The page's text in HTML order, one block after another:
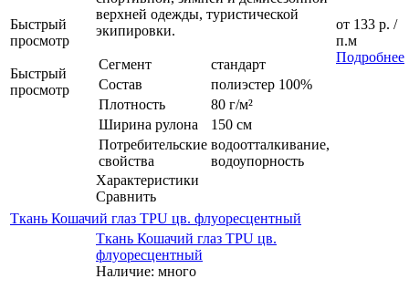
Быстрый
просмотр
Быстрый
просмотр
верхней одежды, туристической
экипировки.
Сегмент
стандарт
Состав
полиэстер 100%
Плотность
80 г/м²
Ширина рулона
150 см
Потребительские
свойства
водоотталкивание,
водоупорность
Характеристики
Сравнить
от 133 р. /
п.м
Подробнее
Ткань Кошачий глаз TPU цв. флуоресцентный
Ткань Кошачий глаз TPU цв.
флуоресцентный
Наличие: много